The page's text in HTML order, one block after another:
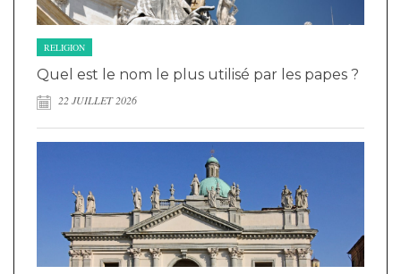
RELIGION
Quel est le nom le plus utilisé par les papes ?
22 JUILLET 2026